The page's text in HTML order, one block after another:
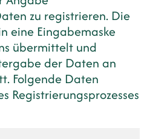
zu registrieren. Die
eine Eingabemaske
übermittelt und
der Daten an
Folgende Daten
Registrierungsprozesses